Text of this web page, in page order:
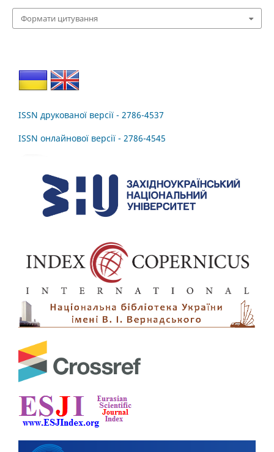
Формати цитування
ISSN друкованої версії - 2786-4537
ISSN онлайнової версії - 2786-4545